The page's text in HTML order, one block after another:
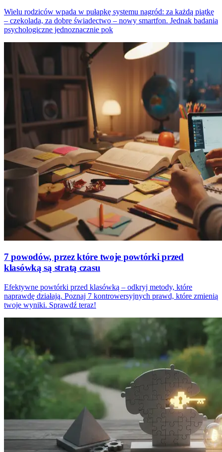
Wielu rodziców wpada w pułapkę systemu nagród: za każdą piątkę
– czekolada, za dobre świadectwo – nowy smartfon. Jednak badania
psychologiczne jednoznacznie pok
7 powodów, przez które twoje powtórki przed
klasówką są stratą czasu
Efektywne powtórki przed klasówką – odkryj metody, które
naprawdę działają. Poznaj 7 kontrowersyjnych prawd, które zmienią
twoje wyniki. Sprawdź teraz!